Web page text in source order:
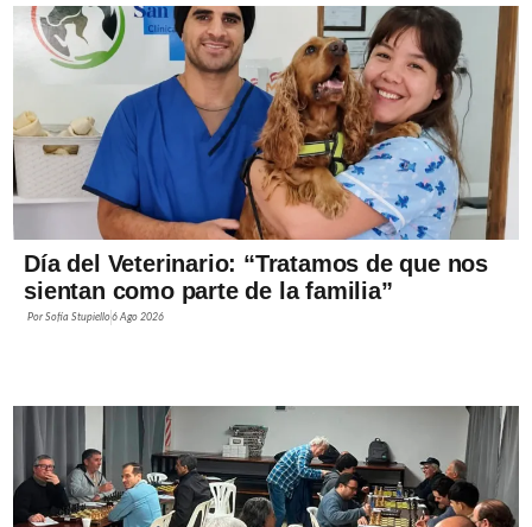
Día del Veterinario: “Tratamos de que nos
sientan como parte de la familia”
PorSofía Stupiello6 Ago 2026